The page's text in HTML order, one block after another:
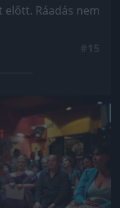
Ráadás nem